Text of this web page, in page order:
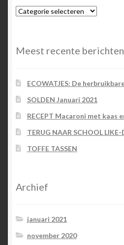
Blog-
Meest recente berichten
ECOWATJES: De
SOLDEN Januari 2021
RECEPT Macaroni met kaas
TERUG NAAR SCHOOL
TOFFE TASSEN
Archief
januari 2021
november 2020